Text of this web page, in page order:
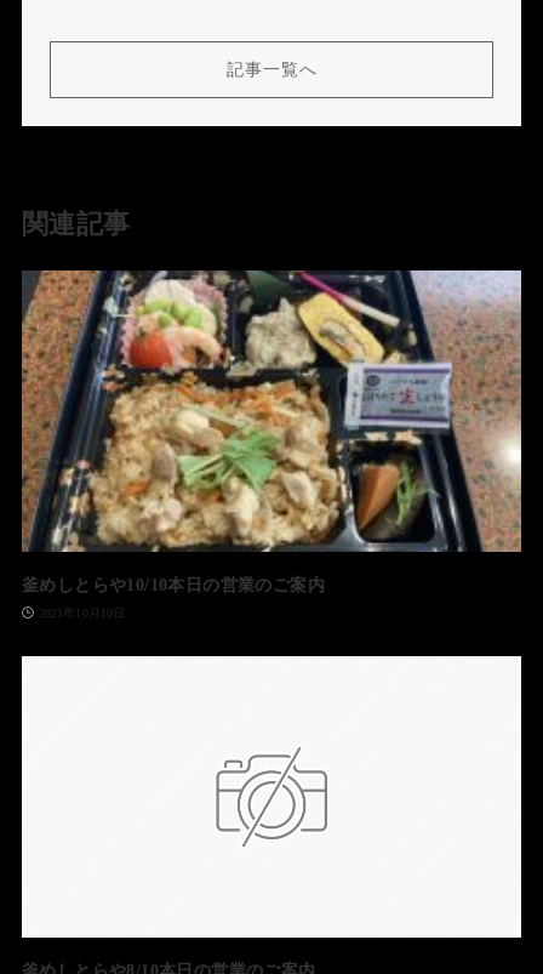
記事一覧へ
関連記事
釜めしとらや10/10本日の営業のご案内
2021年10月10日
釜めしとらや8/10本日の営業のご案内